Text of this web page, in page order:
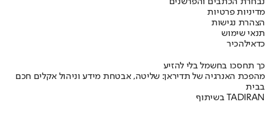
מדיניות פרטיות
הצהרת נגישות
תנאי שימוש
כדאילהכיר
כך תחסכו בחשמל בלי להזיע
מהפכת האנרגיה של תדיראן: שליטה, אבטחת מידע וניהול אקלים חכם
בבית
בשיתוף TADIRAN